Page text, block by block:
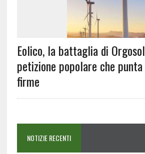
Eolico, la battaglia di
petizione popolare che
firme
NOTIZIE RECENTI